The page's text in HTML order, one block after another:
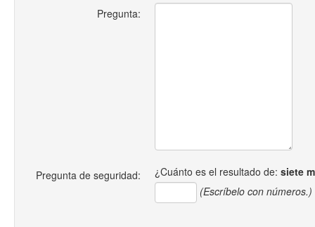
Pregunta:
Pregunta de seguridad: ¿Cuánto es el resultado de: siete
(Escríbelo con números.)